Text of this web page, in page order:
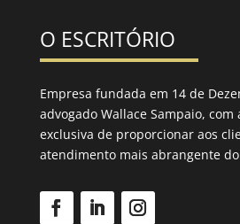
O ESCRITÓRIO
Empresa fundada em 14 de
advogado Wallace Sampaio,
exclusiva de proporcionar aos
atendimento mais abrangente